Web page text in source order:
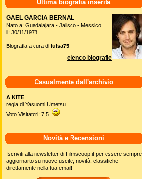
Ultima biografia inserita
GAEL GARCIA BERNAL
Nato a: Guadalajara - Jalisco - Messico
il: 30/11/1978
Biografia a cura di luisa75
elenco biografie
Casualmente dall'archivio
A KITE
regia di Yasuomi Umetsu
Voto Visitatori: 7,5
Novità e Recensioni
Iscriviti alla newsletter di Filmscoop.it per essere sempre
aggiornarto su nuove uscite, novità, classifiche
direttamente nella tua email!